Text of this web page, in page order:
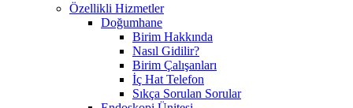
Özellikli Hizmetler
Doğumhane
Birim Hakkında
Nasıl Gidilir?
Birim Çalışanları
İç Hat Telefon
Sıkça Sorulan Sorular